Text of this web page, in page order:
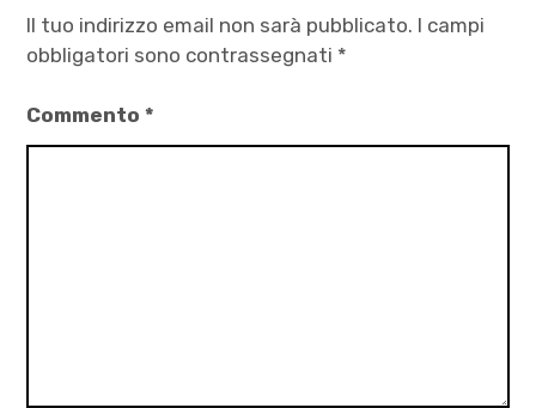
Il tuo indirizzo email non sarà pubblicato. I campi
obbligatori sono contrassegnati *
Commento*